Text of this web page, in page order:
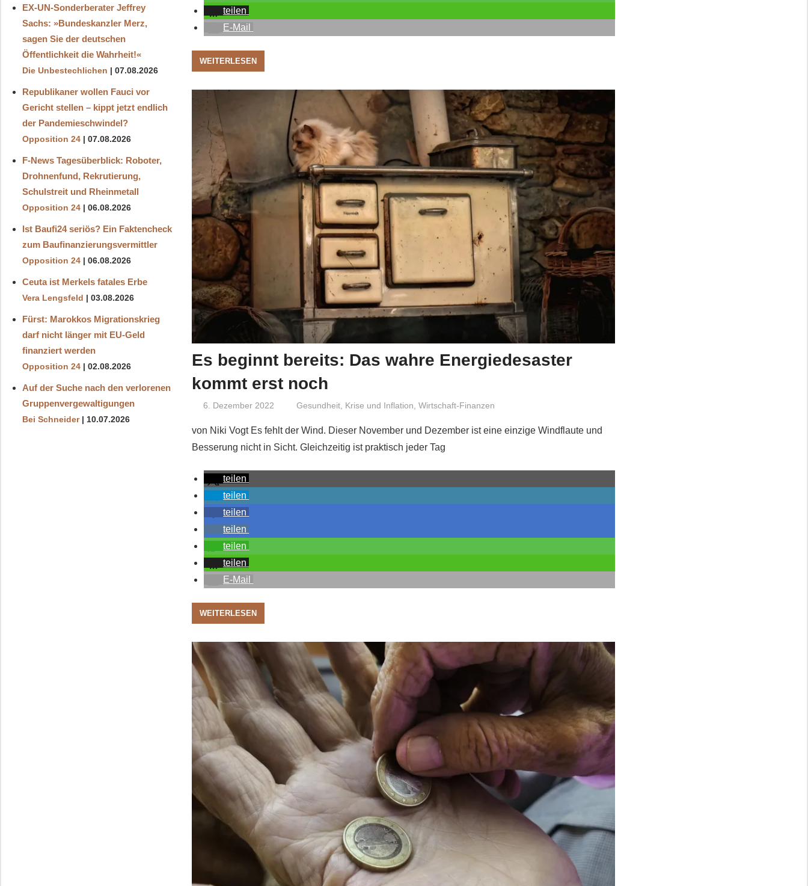
teilen
E-Mail
WEITERLESEN
Es beginnt bereits: Das wahre Energiedesaster
kommt erst noch
6. Dezember 2022 Niki Vogt
Gesundheit, Krise und Inflation, Wirtschaft-Finanzen
von Niki Vogt Es fehlt der Wind. Dieser November und Dezember ist eine einzige Windflaute und
Besserung nicht in Sicht. Gleichzeitig ist praktisch jeder Tag
teilen
teilen
teilen
teilen
teilen
teilen
E-Mail
WEITERLESEN
EX-UN-Sonderberater Jeffrey
Sachs: »Bundeskanzler Merz,
sagen Sie der deutschen
Öffentlichkeit die Wahrheit!«
Die Unbestechlichen 07.08.2026
Republikaner wollen Fauci vor
Gericht stellen – kippt jetzt endlich
der Pandemieschwindel?
Opposition 24 07.08.2026
F-News Tagesüberblick: Roboter,
Drohnenfund, Rekrutierung,
Schulstreit und Rheinmetall
Opposition 24 06.08.2026
Ist Baufi24 seriös? Ein Faktencheck
zum Baufinanzierungsvermittler
Opposition 24 06.08.2026
Ceuta ist Merkels fatales Erbe
Vera Lengsfeld 03.08.2026
Fürst: Marokkos Migrationskrieg
darf nicht länger mit EU-Geld
finanziert werden
Opposition 24 02.08.2026
Auf der Suche nach den verlorenen
Gruppenvergewaltigungen
Bei Schneider 10.07.2026